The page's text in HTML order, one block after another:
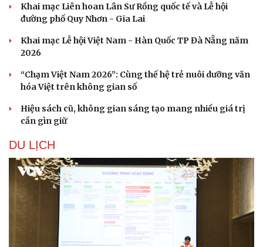
Khai mạc Liên hoan Lân Sư Rồng quốc tế và Lễ hội
đường phố Quy Nhơn - Gia Lai
Khai mạc Lễ hội Việt Nam - Hàn Quốc TP Đà Nẵng năm
2026
“Chạm Việt Nam 2026”: Cùng thế hệ trẻ nuôi dưỡng văn
hóa Việt trên không gian số
Hiệu sách cũ, không gian sáng tạo mang nhiều giá trị
cần gìn giữ
DU LỊCH